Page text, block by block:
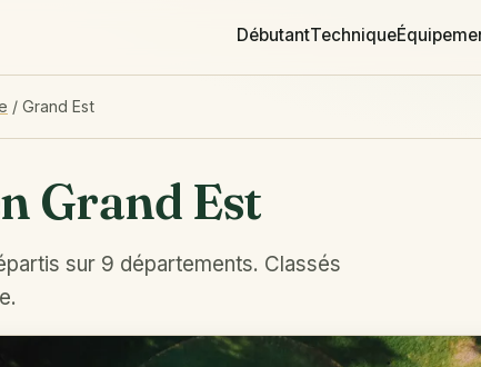
DébutantTechnique
/ Grand Est
Grand Est
sur 9 départements. Classés